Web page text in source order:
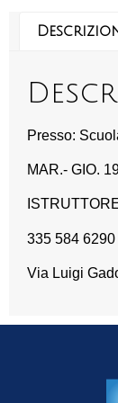
Presso:
MAR.- GIO.
335 584 6290
Via Luigi